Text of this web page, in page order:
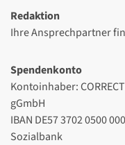
Redaktion
Ihre Ansprechpartner
Spendenkonto
Kontoinhaber:
gGmbH
IBAN DE57 3702 0500
Sozialbank